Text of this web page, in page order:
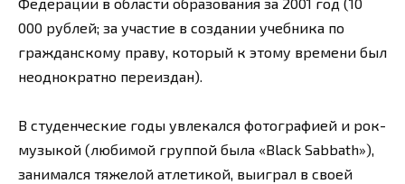
000 рублей; за участие в создании учебника по
гражданскому праву, который к этому времени был
неоднократно переиздан).
В студенческие годы увлекался фотографией и рок-
музыкой (любимой группой была «Black Sabbath»),
занимался тяжелой атлетикой, выиграл в своей